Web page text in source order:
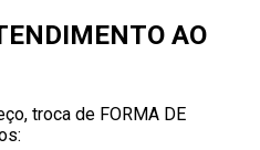
AO
troca de FORMA DE